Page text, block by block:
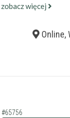
zobacz więcej
Online,
#65756